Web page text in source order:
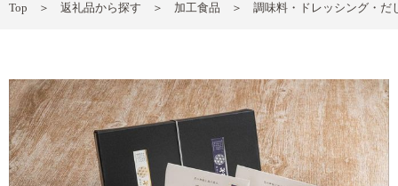
Top 返礼品から探す 加工食品 調味料・ドレッシング・だ